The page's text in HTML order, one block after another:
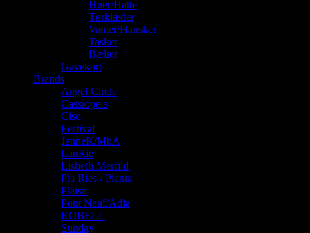
Huer/Hatte
Tørklæder
Vanter/Hansker
Tasker
Bælter
Gavekort
Brands
Angel Circle
Cassiopeia
Ciso
Festival
JanneK/MbA
LauRie
Lisbeth Merrild
Pia Ries / Pianta
Plaisir
Pont Neuf/Adia
ROBELL
Sunday